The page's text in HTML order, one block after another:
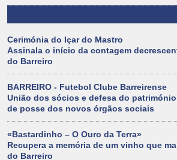
Cerimónia do Içar do Mastro
Assinala o início da contagem
do Barreiro
BARREIRO - Futebol Clube Barreirense
União dos sócios e defesa do
de posse dos novos órgãos sociais
«Bastardinho – O Ouro da Terra»
Recupera a memória de um vinho que
do Barreiro